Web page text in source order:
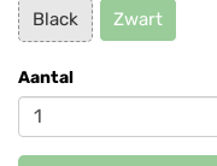
Black Zwart
Aantal